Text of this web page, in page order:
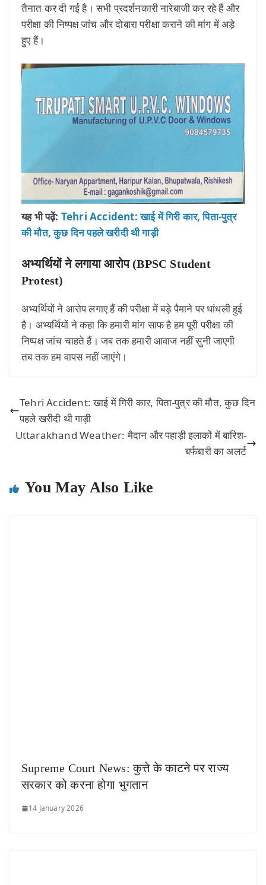
तैनात कर दी गई है। सभी प्रदर्शनकारी नारेबाजी कर रहे हैं और
परीक्षा की निष्पक्ष जांच और दोबारा परीक्षा कराने की मांग में अड़े
हुए हैं।
यह भी पढ़ें: Tehri Accident: खाई में गिरी कार, पिता-पुत्र
की मौत, कुछ दिन पहले खरीदी थी गाड़ी
अभ्यर्थियों ने लगाया आरोप (BPSC Student
Protest)
अभ्यर्थियों ने आरोप लगाए हैं की परीक्षा में बड़े पैमाने पर धांधली हुई
है। अभ्यर्थियों ने कहा कि हमारी मांग साफ है हम पूरी परीक्षा की
निष्पक्ष जांच चाहते हैं। जब तक हमारी आवाज नहीं सुनी जाएगी
तब तक हम वापस नहीं जाएंगे।
Tehri Accident: खाई में गिरी कार, पिता-पुत्र की मौत, कुछ दिन
पहले खरीदी थी गाड़ी
Uttarakhand Weather: मैदान और पहाड़ी इलाकों में बारिश-
बर्फबारी का अलर्ट
You May Also Like
Supreme Court News: कुत्ते के काटने पर राज्य
सरकार को करना होगा भुगतान
14 January 2026